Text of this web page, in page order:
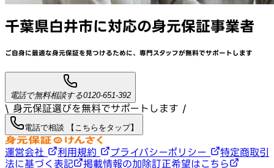
千葉県白井市に対応の身元保証事業者
ご自身に最適な身元保証を見つけるために、 専門スタッフが無料でサポートします
電話で無料相談する0120-651-392
\ 身元保証選びを無料でサポートします /
電話で相談 【こちらをタップ】
運営会社 利用規約 プライバシーポリシー
特定商取引
法に基づく表記
掲載情報の加除訂正希望はこちら